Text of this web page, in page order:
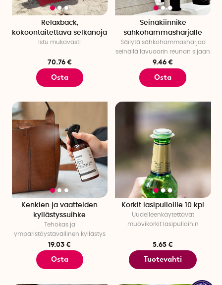
Relaxback,
kokoontaitettava selkänoja
Istu mukavasti
70.76 €
Osta
Seinäkiinnike
sähköhammasharjalle
Säilytä sähköhammasharjaa
seinällä lavuaarin reunan sijaan
9.46 €
Osta
Kenkien ja vaatteiden
kyllästyssuihke
Tehokas ja
ympäristöystävällinen kyllästys
19.03 €
Osta
Korkit lasipulloille 10 kpl
Uudelleenkäytettävät
muovikorkit lasipulloihin
5.65 €
Tuotevahti